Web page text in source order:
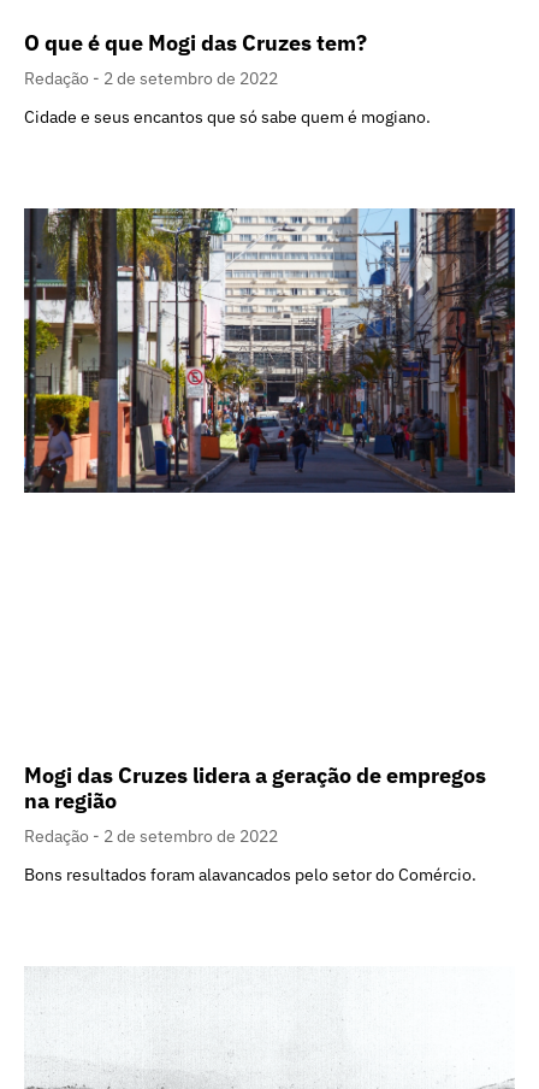
O que é que Mogi das Cruzes tem?
Redação
2 de setembro de 2022
Cidade e seus encantos que só sabe quem é mogiano.
Mogi das Cruzes lidera a geração de empregos
na região
Redação
2 de setembro de 2022
Bons resultados foram alavancados pelo setor do Comércio.